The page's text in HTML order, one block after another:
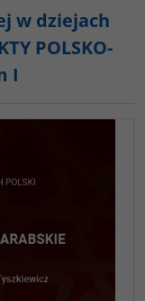
w dziejach
POLSKO-
I